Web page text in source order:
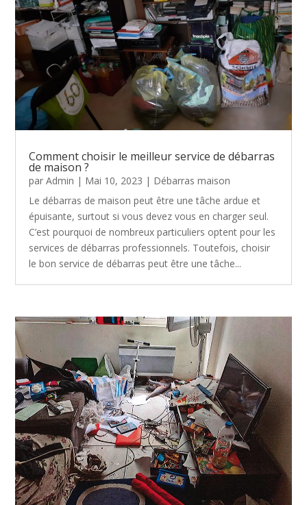
Comment choisir le meilleur service de débarras
de maison ?
parAdmin | Mai 10, 2023 | Débarras maison
Le débarras de maison peut être une tâche ardue et
épuisante, surtout si vous devez vous en charger seul.
C’est pourquoi de nombreux particuliers optent pour les
services de débarras professionnels. Toutefois, choisir
le bon service de débarras peut être une tâche...